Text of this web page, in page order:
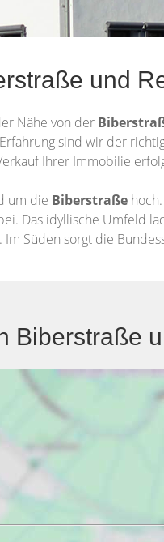
und
Nähe von der
sind wir der
Ihrer Immobilie
um die Biberstraße
Das idyllische Umfeld
Süden sorgt die
Biberstraße